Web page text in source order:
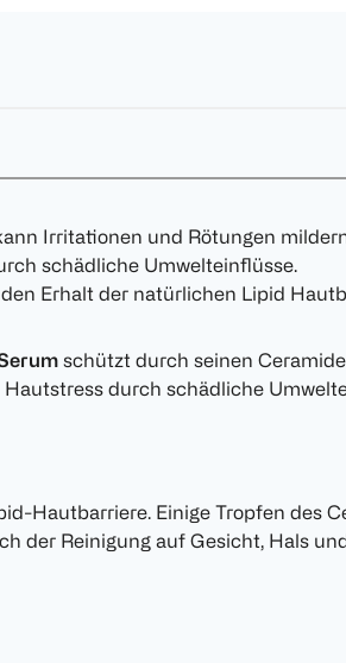
Irritationen und Rötungen
schädliche Umwelteinflüsse.
Erhalt der natürlichen Lipid
schützt durch seinen
durch schädliche
Hautbarriere. Einige Tropfen des
der Reinigung auf Gesicht, Hals